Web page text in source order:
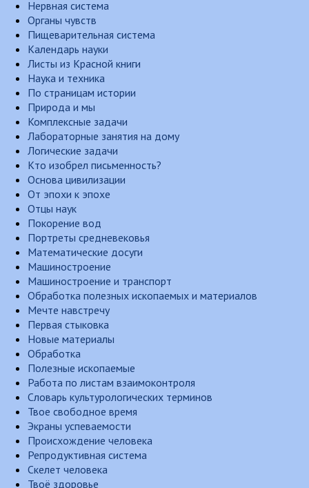
Нервная система
Органы чувств
Пищеварительная система
Календарь науки
Листы из Красной книги
Наука и техника
По страницам истории
Природа и мы
Комплексные задачи
Лабораторные занятия на дому
Логические задачи
Кто изобрел письменность?
Основа цивилизации
От эпохи к эпохе
Отцы наук
Покорение вод
Портреты средневековья
Математические досуги
Машиностроение
Машиностроение и транспорт
Обработка полезных ископаемых и материалов
Мечте навстречу
Первая стыковка
Новые материалы
Обработка
Полезные ископаемые
Работа по листам взаимоконтроля
Словарь культурологических терминов
Твое свободное время
Экраны успеваемости
Происхождение человека
Репродуктивная система
Скелет человека
Твоё здоровье